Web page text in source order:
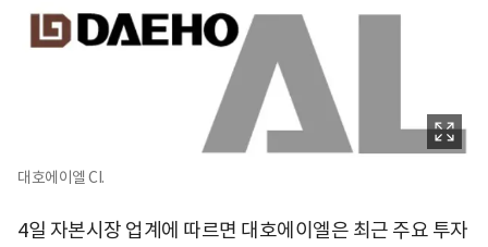
대호에이엘 CI.
4일 자본시장 업계에 따르면 대호에이엘은 최근 주요 투자